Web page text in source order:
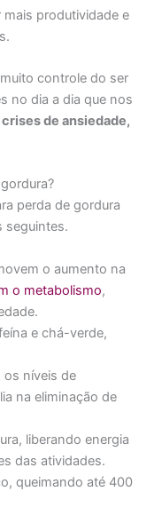
produtividade e
controle do ser
no dia a dia que nos
de ansiedade,
perda de gordura
seguintes.
o aumento na
o metabolismo,
e chá-verde,
os níveis de
na eliminação de
liberando energia
das atividades.
queimando até 400